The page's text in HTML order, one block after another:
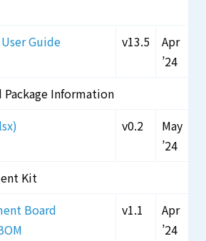
Guide
v13.5
Apr
’24
Information
v0.2
May
’24
Kit
Board
v1.1
Apr
’24